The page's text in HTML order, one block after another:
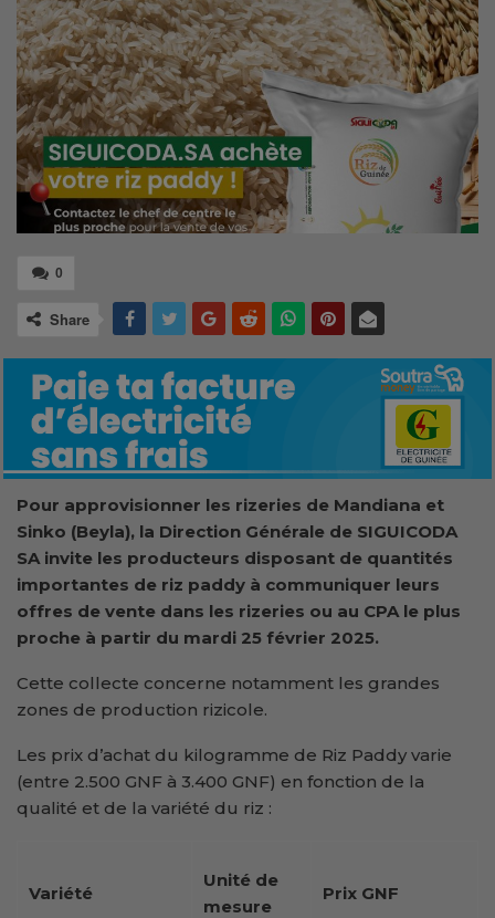
0
Share
Pour approvisionner les rizeries de Mandiana et
Sinko (Beyla), la Direction Générale de SIGUICODA
SA invite les producteurs disposant de quantités
importantes de riz paddy à communiquer leurs
offres de vente dans les rizeries ou au CPA le plus
proche à partir du mardi 25 février 2025.
Cette collecte concerne notamment les grandes
zones de production rizicole.
Les prix d’achat du kilogramme de Riz Paddy varie
(entre 2.500 GNF à 3.400 GNF) en fonction de la
qualité et de la variété du riz :
Variété
Unité de
mesure
Prix GNF